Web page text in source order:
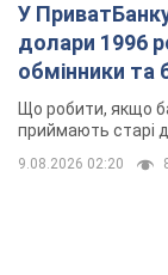
У
долари 1996
обмінники та
Що робити, якщо
приймають старі
9.08.2026 02:20